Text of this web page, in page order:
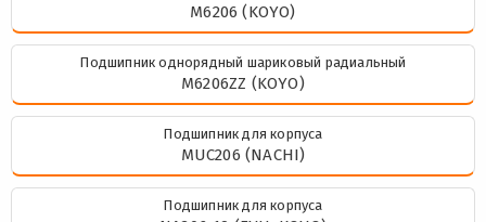
M6206 (KOYO)
Подшипник однорядный шариковый радиальный
M6206ZZ (KOYO)
Подшипник для корпуса
MUC206 (NACHI)
Подшипник для корпуса